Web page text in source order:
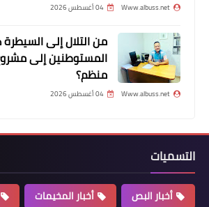
محطات
*بيانٌ صادرٌ عن اتّحاد المعلّمين
Www.albuss.net 04 أغسطس 2026
من التلال إلى
المستوطنين إلى
منظم؟
Www.albuss.net 04 أغسطس 2026
التسميات
أخبار البص أخبار المخيمات